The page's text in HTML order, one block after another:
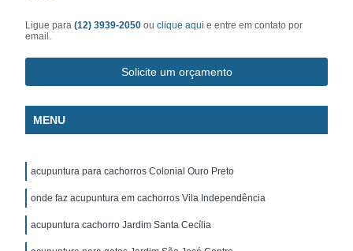
Ligue para(12) 3939-2050ouclique aqui e entre em contato por
email.
Solicite um orçamento
MENU
acupuntura para cachorros Colonial Ouro Preto
onde faz acupuntura em cachorros Vila Independência
acupuntura cachorro Jardim Santa Cecília